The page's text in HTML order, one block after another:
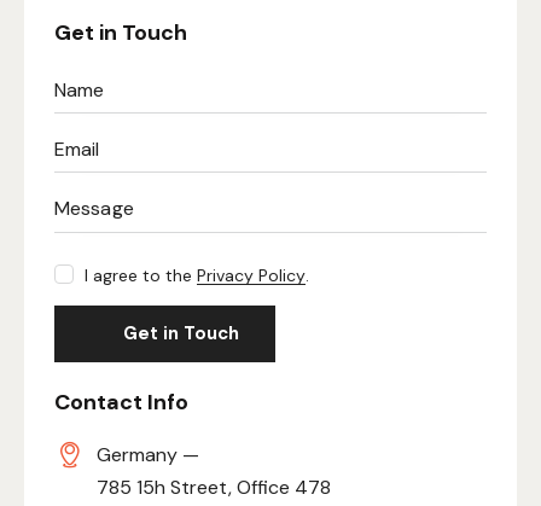
Get in Touch
I agree to thePrivacy Policy
Contact Info
Germany —
785 15h Street, Office 478